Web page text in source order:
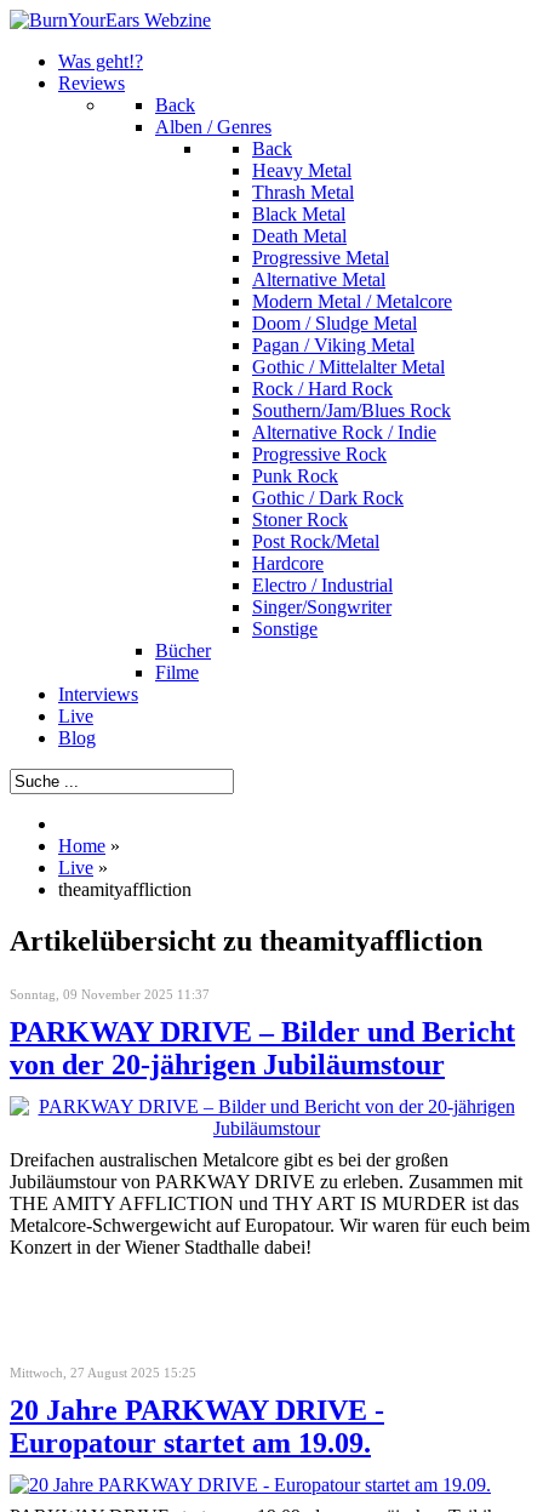
Was geht!?
Reviews
Back
Alben / Genres
Back
Heavy Metal
Thrash Metal
Black Metal
Death Metal
Progressive Metal
Alternative Metal
Modern Metal / Metalcore
Doom / Sludge Metal
Pagan / Viking Metal
Gothic / Mittelalter Metal
Rock / Hard Rock
Southern/Jam/Blues Rock
Alternative Rock / Indie
Progressive Rock
Punk Rock
Gothic / Dark Rock
Stoner Rock
Post Rock/Metal
Hardcore
Electro / Industrial
Singer/Songwriter
Sonstige
Bücher
Filme
Interviews
Live
Blog
Home »
Live »
theamityaffliction
Artikelübersicht zu theamityaffliction
Sonntag, 09 November 2025 11:37
PARKWAY DRIVE – Bilder und Bericht
von der 20-jährigen Jubiläumstour
Dreifachen australischen Metalcore gibt es bei der großen
Jubiläumstour von PARKWAY DRIVE zu erleben. Zusammen mit
THE AMITY AFFLICTION und THY ART IS MURDER ist das
Metalcore-Schwergewicht auf Europatour. Wir waren für euch beim
Konzert in der Wiener Stadthalle dabei!
Mittwoch, 27 August 2025 15:25
20 Jahre PARKWAY DRIVE -
Europatour startet am 19.09.